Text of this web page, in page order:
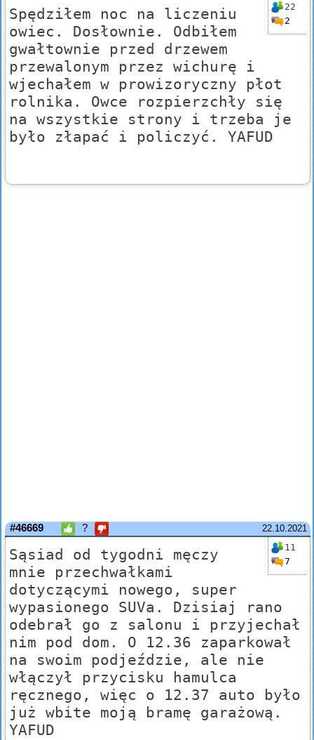
22
2
Spędziłem noc na liczeniu
owiec. Dosłownie. Odbiłem
gwałtownie przed drzewem
przewalonym przez wichurę i
wjechałem w prowizoryczny płot
rolnika. Owce rozpierzchły się
na wszystkie strony i trzeba je
było złapać i policzyć. YAFUD
22.10.2021
#46669 ?
11
7
Sąsiad od tygodni męczy
mnie przechwałkami
dotyczącymi nowego, super
wypasionego SUVa. Dzisiaj rano
odebrał go z salonu i przyjechał
nim pod dom. O 12.36 zaparkował
na swoim podjeździe, ale nie
włączył przycisku hamulca
ręcznego, więc o 12.37 auto było
już wbite moją bramę garażową.
YAFUD